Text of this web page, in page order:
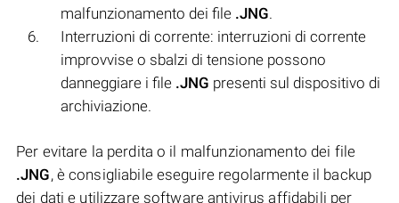
malfunzionamento dei file .JNG.
Interruzioni di corrente: interruzioni di corrente
improvvise o sbalzi di tensione possono
danneggiare i file .JNG presenti sul dispositivo di
archiviazione.
Per evitare la perdita o il malfunzionamento dei file
.JNG, è consigliabile eseguire regolarmente il backup
dei dati e utilizzare software antivirus affidabili per